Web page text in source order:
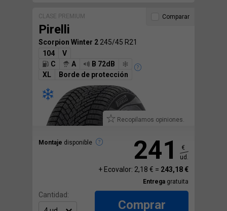
CLASE PREMIUM
Pirelli
Scorpion Winter 2 245/45 R21
104
V
C
A
B 72dB
XL
Borde de protección
Recopilamos opiniones.
Montaje disponible
Comparar
241
€
ud.
+ Ecovalor: 2,18 € = 243,18 €
Entrega gratuita
Cantidad:
Comprar